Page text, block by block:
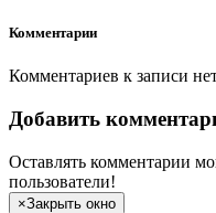
Комментарии
Комментариев к записи
Добавить
Оставлять комментарии
пользователи!
×Закрыть окно